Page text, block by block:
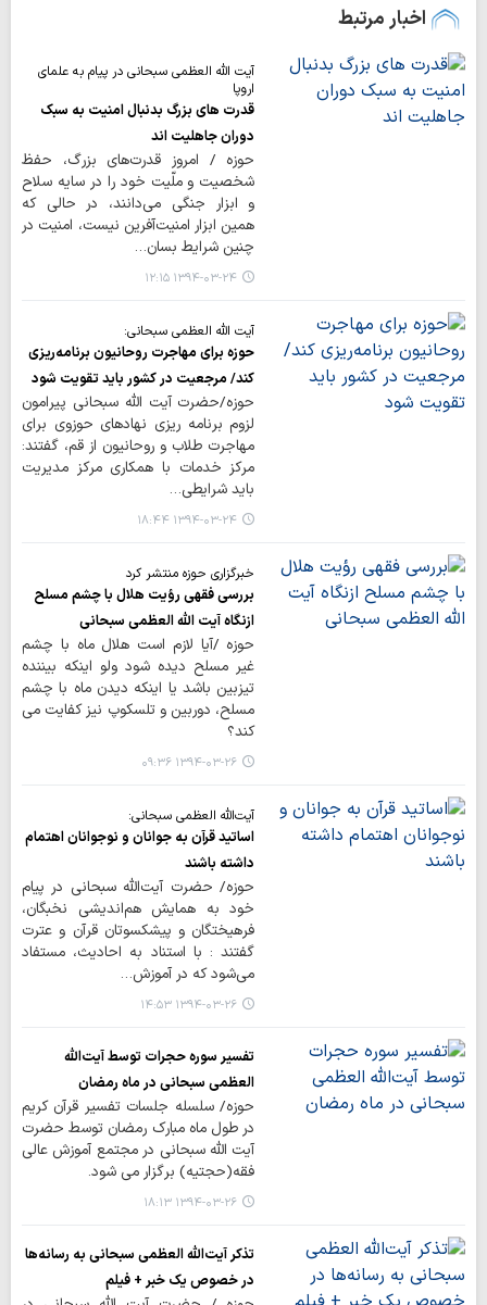
اخبار مرتبط
آیت الله العظمی سبحانی در پیام به علمای
اروپا
قدرت های بزرگ بدنبال امنیت به سبک
دوران جاهلیت اند
حوزه / امروز قدرت‌هاى بزرگ، حفظ
شخصيت و ملّيت خود را در سايه سلاح
و ابزار جنگى مى‌دانند، در حالى كه
همين ابزار امنيت‌آفرين نيست، امنيت در
چنين شرايط بسان…
۱۳۹۴-۰۳-۲۴ ۱۲:۱۵
آیت الله العظمی سبحانی:
حوزه برای مهاجرت روحانیون برنامه‌ریزی
کند/ مرجعیت در کشور باید تقویت شود
حوزه/حضرت آیت الله سبحانی پیرامون
لزوم برنامه ریزی نهادهای حوزوی برای
مهاجرت طلاب و روحانیون از قم، گفتند:
مرکز خدمات با همکاری مرکز مدیریت
باید شرایطی…
۱۳۹۴-۰۳-۲۴ ۱۸:۴۴
خبرگزاری حوزه منتشر کرد
بررسی فقهی رؤیت هلال با چشم مسلح
ازنگاه آیت الله العظمی سبحانی
حوزه /آیا لازم است هلال ماه با چشم
غیر مسلح دیده شود ولو اینکه بیننده
تیزبین باشد یا اینکه دیدن ماه با چشم
مسلح، دوربین و تلسکوپ نیز کفایت می
کند؟
۱۳۹۴-۰۳-۲۶ ۰۹:۳۶
آیت‌الله العظمی سبحانی:
اساتید قرآن به جوانان و نوجوانان اهتمام
داشته باشند‌
حوزه/ حضرت آیت‌‌الله سبحانی در پیام
خود به همایش هم‌اندیشی نخبگان،
فرهیختگان و پیشکسوتان قرآن و عترت
گفتند : با استناد به احادیث، مستفاد
می‌شود که در آموزش…
۱۳۹۴-۰۳-۲۶ ۱۴:۵۳
تفسیر سوره حجرات توسط آیت‌الله
العظمی سبحانی در ماه رمضان
حوزه/ سلسله جلسات تفسیر قرآن کریم
در طول ماه مبارک رمضان توسط حضرت
آیت الله سبحانی در مجتمع آموزش عالی
فقه(حجتیه) برگزار می شود.
۱۳۹۴-۰۳-۲۶ ۱۸:۱۳
تذکر آیت‌الله العظمی سبحانی به رسانه‌ها
در خصوص یک خبر + فیلم